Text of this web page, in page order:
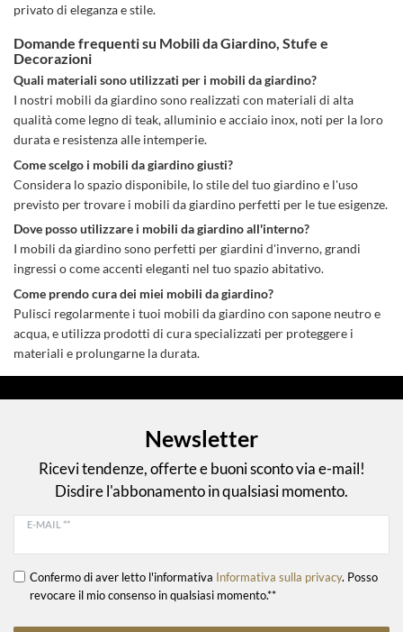
privato di eleganza e stile.
Domande frequenti su Mobili da Giardino, Stufe e
Decorazioni
Quali materiali sono utilizzati per i mobili da giardino?
I nostri mobili da giardino sono realizzati con materiali di alta
qualità come legno di teak, alluminio e acciaio inox, noti per la loro
durata e resistenza alle intemperie.
Come scelgo i mobili da giardino giusti?
Considera lo spazio disponibile, lo stile del tuo giardino e l'uso
previsto per trovare i mobili da giardino perfetti per le tue esigenze.
Dove posso utilizzare i mobili da giardino all'interno?
I mobili da giardino sono perfetti per giardini d'inverno, grandi
ingressi o come accenti eleganti nel tuo spazio abitativo.
Come prendo cura dei miei mobili da giardino?
Pulisci regolarmente i tuoi mobili da giardino con sapone neutro e
acqua, e utilizza prodotti di cura specializzati per proteggere i
materiali e prolungarne la durata.
Newsletter
Ricevi tendenze, offerte e buoni sconto via e-mail!
Disdire l'abbonamento in qualsiasi momento.
E-MAIL **
Confermo di aver letto l'informativa Informativa sulla privacy. Posso
revocare il mio consenso in qualsiasi momento.**